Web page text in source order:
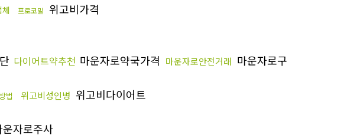
프로코밀 위고비가격
다이어트약추천 마운자로약국가격 마운자로안전거래 마운자로구
법 위고비성인병 위고비다이어트
운자로주사